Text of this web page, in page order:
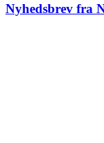
Nyhedsbrev fra